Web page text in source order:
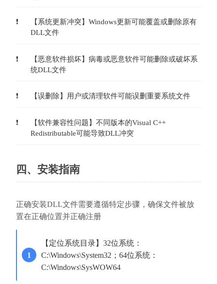
【系统更新冲突】Windows更新可能覆盖或删除原有
DLL文件
【恶意软件损坏】病毒或恶意软件可能删除或破坏系
统DLL文件
【误删除】用户或清理软件可能误删重要系统文件
【软件兼容性问题】不同版本的Visual C++
Redistributable可能导致DLL冲突
四、安装指南
正确安装DLL文件需要遵循特定步骤，确保文件被放
置在正确位置并正确注册
【定位系统目录】32位系统：
C:\Windows\System32；64位系统：
C:\Windows\SysWOW64